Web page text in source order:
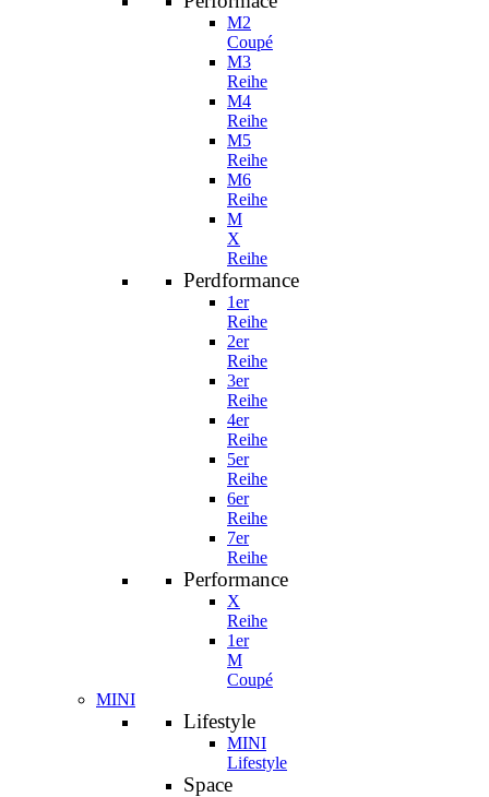
M2
Coupé
M3
Reihe
M4
Reihe
M5
Reihe
M6
Reihe
M
X
Reihe
Perdformance
1er
Reihe
2er
Reihe
3er
Reihe
4er
Reihe
5er
Reihe
6er
Reihe
7er
Reihe
Performance
X
Reihe
1er
M
Coupé
MINI
Lifestyle
MINI
Lifestyle
Space